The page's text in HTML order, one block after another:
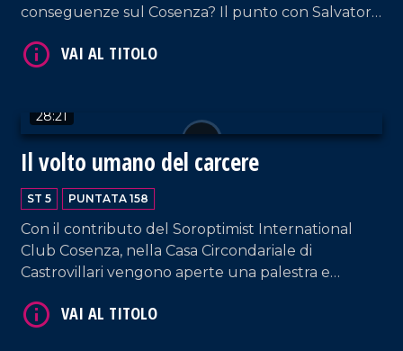
conseguenze sul Cosenza? Il punto con Salvatore
Pagliuso; l'esperto di regolamenti federali Bruno
28:21
Il volto umano del carcere
ST 5 PUNTATA 158
Con il contributo del Soroptimist International
Club Cosenza, nella Casa Circondariale di
Castrovillari vengono aperte una palestra e
puntata, intervengono: il direttore del carcere